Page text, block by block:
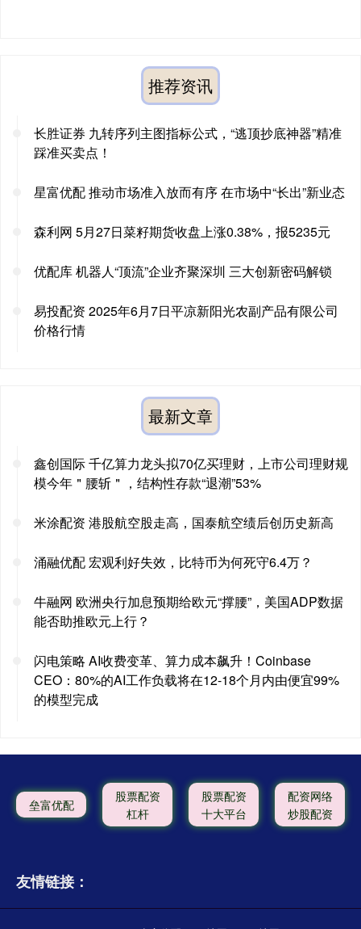
推荐资讯
长胜证券 九转序列主图指标公式，“逃顶抄底神器”精准
踩准买卖点！
星富优配 推动市场准入放而有序 在市场中“长出”新业态
森利网 5月27日菜籽期货收盘上涨0.38%，报5235元
优配库 机器人“顶流”企业齐聚深圳 三大创新密码解锁
易投配资 2025年6月7日平凉新阳光农副产品有限公司
价格行情
最新文章
鑫创国际 千亿算力龙头拟70亿买理财，上市公司理财规
模今年＂腰斩＂，结构性存款“退潮”53%
米涂配资 港股航空股走高，国泰航空绩后创历史新高
涌融优配 宏观利好失效，比特币为何死守6.4万？
牛融网 欧洲央行加息预期给欧元“撑腰”，美国ADP数据
能否助推欧元上行？
闪电策略 AI收费变革、算力成本飙升！Coinbase
CEO：80%的AI工作负载将在12-18个月内由便宜99%
的模型完成
垒富优配
股票配资
杠杆
股票配资
十大平台
配资网络
炒股配资
友情链接：